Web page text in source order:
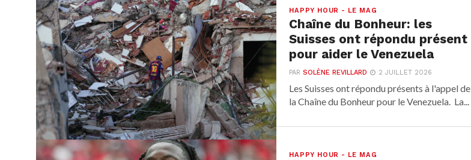
HAPPY HOUR - LE MAG
Chaîne du Bonheur: les
Suisses ont répondu présent
pour aider le Venezuela
PARSOLÈNE REVILLARD 2 JUILLET 2026
Les Suisses ont répondu présents à l'appel de
la Chaîne du Bonheur pour le Venezuela. La...
HAPPY HOUR - LE MAG